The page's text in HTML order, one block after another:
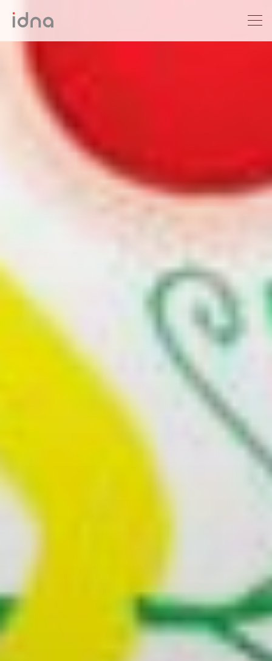
Xét nghiệm ADN
Tầm soát ung thư
Làm khai sinh
Bệnh tan máu Thalassemia
Xét nghiệm động vật